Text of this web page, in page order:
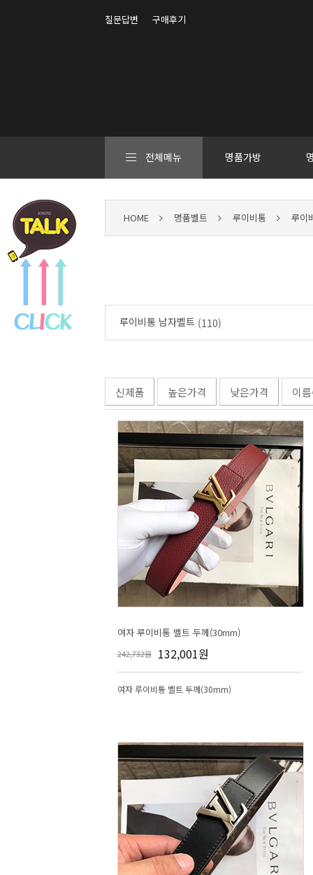
질문답변 구매후기
전체메뉴 명품가방
HOME 명품벨트 루이비통 루이
루이비통 남자벨트 (110)
신제품 높은가격 낮은가격 이
여자 루이비통 벨트 두께(30mm)
242,732원 132,001원
여자 루이비통 벨트 두께(30mm)